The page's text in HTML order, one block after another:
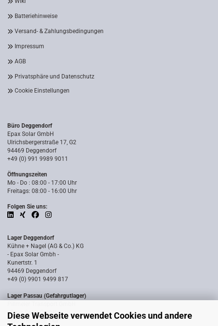
Diese Webseite verwendet Cookies und andere
Batteriehinweise
Versand- & Zahlungsbedingungen
Impressum
AGB
Privatsphäre und Datenschutz
Cookie Einstellungen
Büro Deggendorf
Epax Solar GmbH
Ulrichsbergerstraße 17, G2
94469 Deggendorf
+49 (0) 991 9989 9011
Öffnungszeiten
Mo - Do : 08:00 - 17:00 Uhr
Freitags: 08:00 - 16:00 Uhr
Folgen Sie uns:
Lager Deggendorf
Kühne + Nagel (AG & Co.) KG
- Epax Solar Gmbh -
Kunertstr. 1
94469 Deggendorf
+49 (0) 9901 9499 817
Lager Passau (Gefahrgutlager)
- Epax Solar GmbH -
Industriestraße 14a